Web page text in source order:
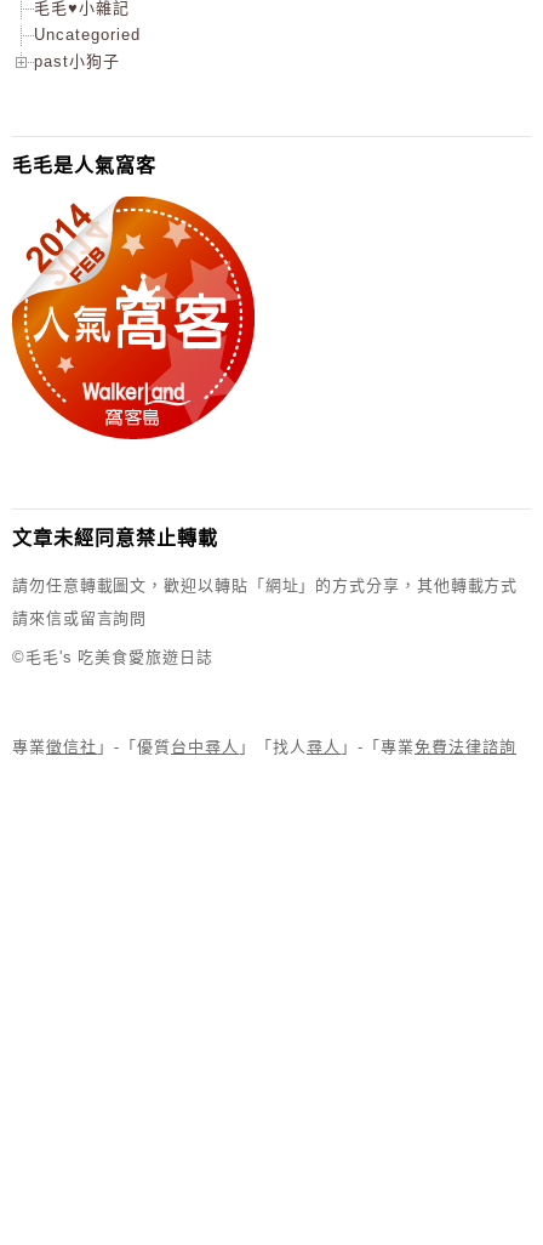
毛毛♥小雜記
Uncategoried
past小狗子
毛毛是人氣窩客
文章未經同意禁止轉載
請勿任意轉載圖文，歡迎以轉貼「網址」的方式分享，其他轉載方式
請來信或留言詢問
©毛毛's 吃美食愛旅遊日誌
專業徵信社 」-「優質台中尋人 」「找人尋人 」-「專業免費法律諮詢